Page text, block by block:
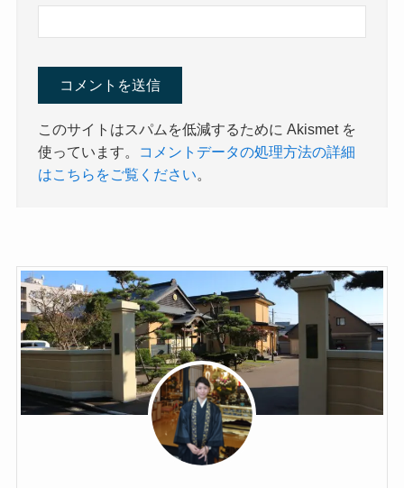
このサイトはスパムを低減するために Akismet を
使っています。
コメントデータの処理方法の詳細
はこちらをご覧ください。